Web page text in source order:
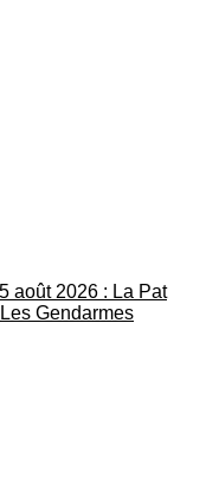
août 2026 : La Pat
Gendarmes